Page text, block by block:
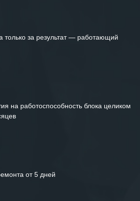
только за результат — работающий
на работоспособность блока целиком
от 5 дней